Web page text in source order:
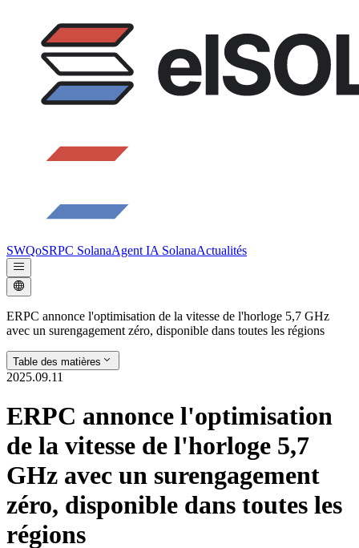
SWQoSRPC SolanaAgent IA SolanaActualités
ERPC annonce l'optimisation de la vitesse de l'horloge 5,7 GHz
avec un surengagement zéro, disponible dans toutes les régions
Table des matières
2025.09.11
ERPC annonce l'optimisation
de la vitesse de l'horloge 5,7
GHz avec un surengagement
zéro, disponible dans toutes les
régions